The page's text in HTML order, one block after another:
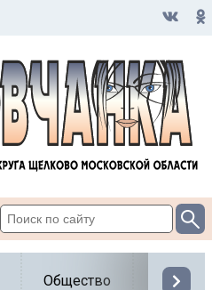
Общество Власть